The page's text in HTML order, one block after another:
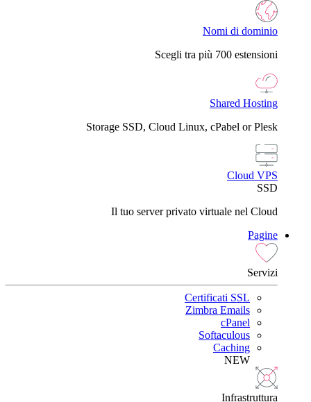
Nomi di dominio
Scegli tra più 700 estensioni
Shared Hosting
Storage SSD, Cloud Linux, cPabel or Plesk
Cloud VPS
SSD
Il tuo server privato virtuale nel Cloud
Pagine
Servizi
Certificati SSL
Zimbra Emails
cPanel
Softaculous
Caching
NEW
Infrastruttura